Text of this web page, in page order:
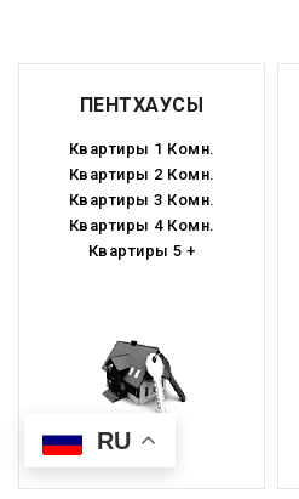
RU
ПЕНТХАУСЫ
Квартиры 1 Комн.
Квартиры 2 Комн.
Квартиры 3 Комн.
Квартиры 4 Комн.
Квартиры 5 +